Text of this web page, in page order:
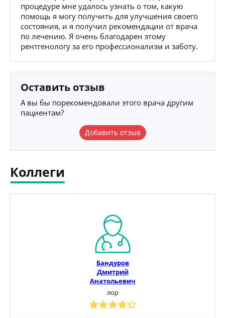
процедуре мне удалось узнать о том, какую
помощь я могу получить для улучшения своего
состояния, и я получил рекомендации от врача
по лечению. Я очень благодарен этому
рентгенологу за его профессионализм и заботу.
Оставить отзыв
А вы бы порекомендовали этого врача другим
пациентам?
Добавить отзыв
Коллеги
Бандуров
Дмитрий
Анатольевич
лор